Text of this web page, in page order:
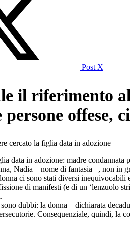
Post X
il riferimento
persone
data in adozione: madre
Nadia – nome di fantasia –, non in
ci sono stati diversi inequivocabili
di manifesti (e di un ‘lenzuolo
dubbi: la donna – dichiarata
Consequenziale, quindi, la